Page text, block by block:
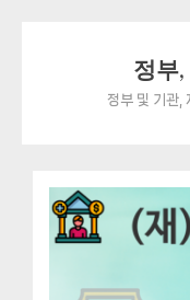
정부
정부 및 기관,